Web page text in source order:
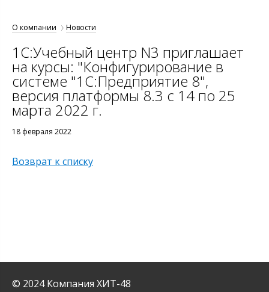
О компании Новости
1С:Учебный центр N3 приглашает
на курсы: "Конфигурирование в
системе "1С:Предприятие 8",
версия платформы 8.3 с 14 по 25
марта 2022 г.
18 февраля 2022
Возврат к списку
© 2024 Компания ХИТ-48